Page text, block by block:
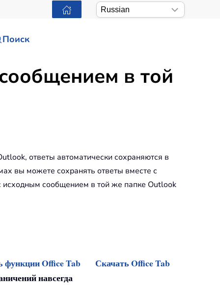
Поиск
в той
ответы автоматически сохраняются в
вы можете сохранять ответы вместе с
исходным сообщением в той же папке Outlook
функции Office Tab
Скачать Office Tab
навсегда